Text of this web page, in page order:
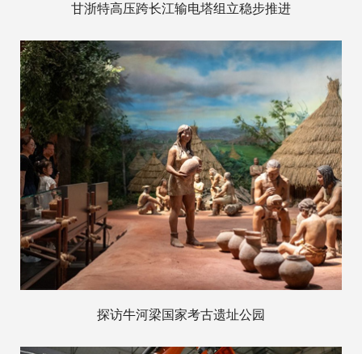
甘浙特高压跨长江输电塔组立稳步推进
探访牛河梁国家考古遗址公园